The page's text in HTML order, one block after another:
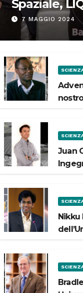
Spaziale,
Spazio”
7 MAGGIO 2024
Juan
Nikku